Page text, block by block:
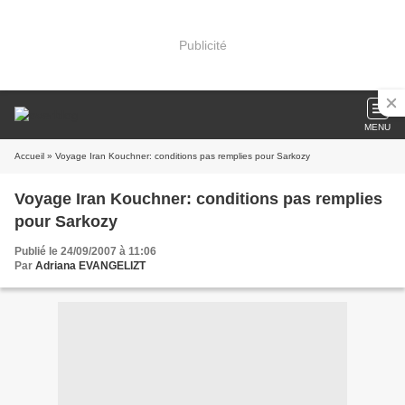
Publicité
MENU
Accueil » Voyage Iran Kouchner: conditions pas remplies pour Sarkozy
Voyage Iran Kouchner: conditions pas remplies
pour Sarkozy
Publié le 24/09/2007 à 11:06
Par Adriana EVANGELIZT